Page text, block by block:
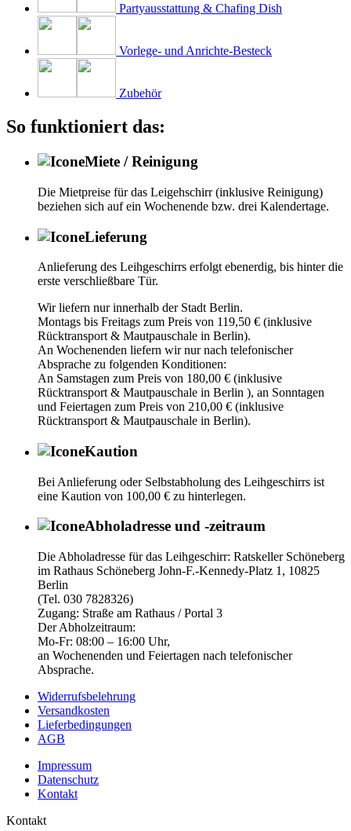
Partyausstattung & Chafing Dish
Vorlege- und Anrichte-Besteck
Zubehör
So funktioniert das:
Miete / Reinigung
Die Mietpreise für das Leigehschirr (inklusive Reinigung)
beziehen sich auf ein Wochenende bzw. drei Kalendertage.
Lieferung
Anlieferung des Leihgeschirrs erfolgt ebenerdig, bis hinter die
erste verschließbare Tür.
Wir liefern nur innerhalb der Stadt Berlin.
Montags bis Freitags zum Preis von 119,50 € (inklusive
Rücktransport & Mautpauschale in Berlin).
An Wochenenden liefern wir nur nach telefonischer
Absprache zu folgenden Konditionen:
An Samstagen zum Preis von 180,00 € (inklusive
Rücktransport & Mautpauschale in Berlin ), an Sonntagen
und Feiertagen zum Preis von 210,00 € (inklusive
Rücktransport & Mautpauschale in Berlin).
Kaution
Bei Anlieferung oder Selbstabholung des Leihgeschirrs ist
eine Kaution von 100,00 € zu hinterlegen.
Abholadresse und -zeitraum
Die Abholadresse für das Leihgeschirr: Ratskeller Schöneberg
im Rathaus Schöneberg John-F.-Kennedy-Platz 1, 10825
Berlin
(Tel. 030 7828326)
Zugang: Straße am Rathaus / Portal 3
Der Abholzeitraum:
Mo-Fr: 08:00 – 16:00 Uhr,
an Wochenenden und Feiertagen nach telefonischer
Absprache.
Widerrufsbelehrung
Versandkosten
Lieferbedingungen
AGB
Impressum
Datenschutz
Kontakt
Kontakt